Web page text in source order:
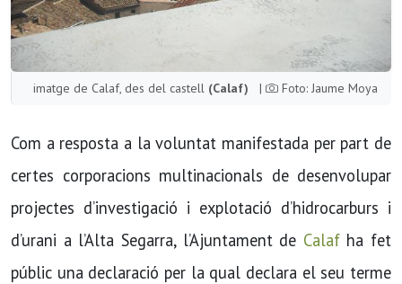
imatge de Calaf, des del castell (Calaf) | Foto: Jaume Moya
Com a resposta a la voluntat manifestada per part de
certes corporacions multinacionals de desenvolupar
projectes d’investigació i explotació d’hidrocarburs i
d’urani a l’Alta Segarra, l’Ajuntament de Calafha fet
públic una declaració per la qual declara el seu terme